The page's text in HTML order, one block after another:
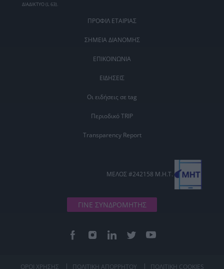
ΔΙΑΔΙΚΤΥΟ (L 63).
ΠΡΟΦΙΛ ΕΤΑΙΡΙΑΣ
ΣΗΜΕΙΑ ΔΙΑΝΟΜΗΣ
ΕΠΙΚΟΙΝΩΝΙΑ
ΕΙΔΗΣΕΙΣ
Οι ειδήσεις σε tag
Περιοδικό TRIP
Transparency Report
ΓΙΝΕ ΣΥΝΔΡΟΜΗΤΗΣ
ΜΕΛΟΣ #242158 Μ.Η.Τ.
ΟΡΟΙ ΧΡΗΣΗΣ ΠΟΛΙΤΙΚΗ ΑΠΟΡΡΗΤΟΥ ΠΟΛΙΤΙΚΗ COOKIES